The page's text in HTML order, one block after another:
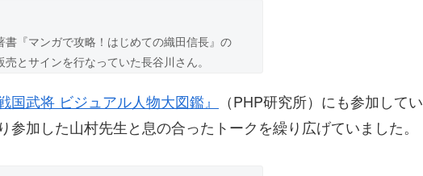
書『マンガで攻略！はじめての織田信長』の
売とサインを行なっていた長谷川さん。
戦国武将 ビジュアル人物大図鑑』
（PHP研究所）にも参加してい
加した山村先生と息の合ったトークを繰り広げていました。